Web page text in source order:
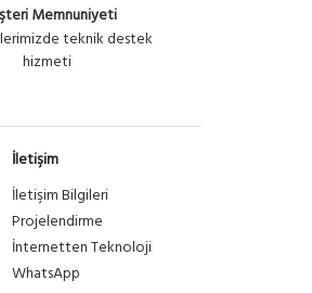
Memnuniyeti
teknik destek
hizmeti
İletişim
İletişim Bilgileri
Projelendirme
İnternetten Teknoloji
WhatsApp